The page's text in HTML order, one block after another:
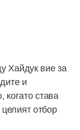
Хайдук вие за
и
когато става
отбор